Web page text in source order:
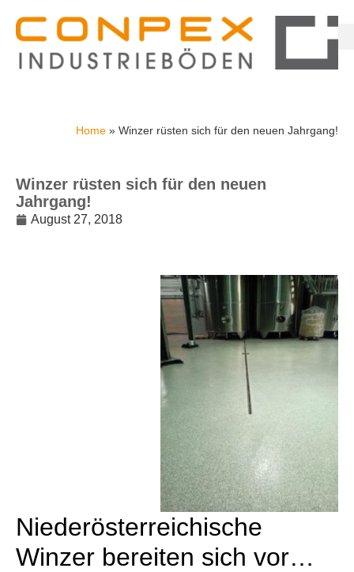
Home » Winzer rüsten sich für den neuen Jahrgang!
Winzer rüsten sich für den neuen
Jahrgang!
August 27, 2018
Niederösterreichische
Winzer bereiten sich vor…